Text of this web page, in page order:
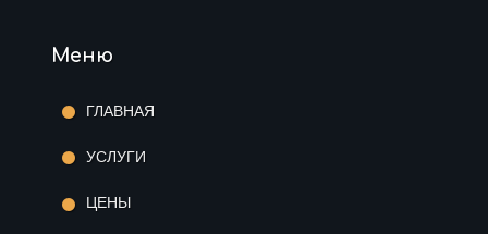
Меню
ГЛАВНАЯ
УСЛУГИ
ЦЕНЫ